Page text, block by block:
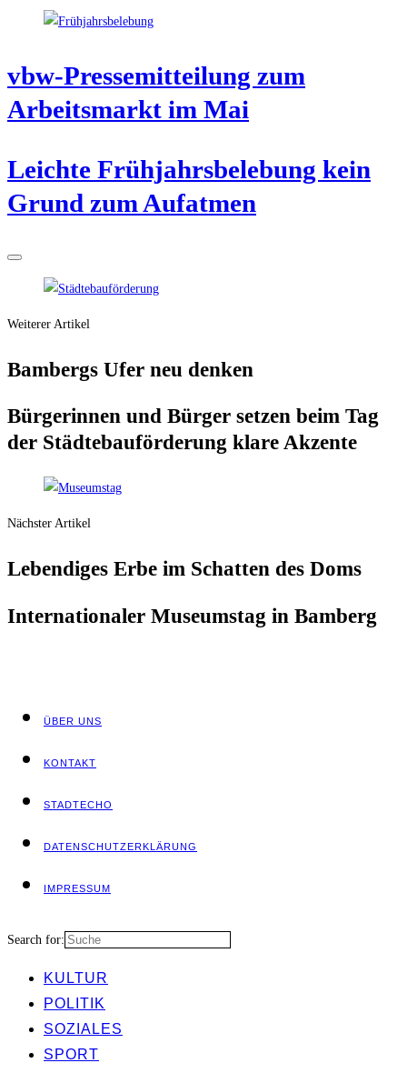
vbw-Pres­se­mit­tei­lung zum
Arbeits­markt im Mai
Leich­te Früh­jahrs­be­le­bung kein
Grund zum Aufatmen
Weiterer Artikel
Bam­bergs Ufer neu denken
Bür­ge­rin­nen und Bür­ger set­zen beim Tag
der Städ­te­bau­för­de­rung kla­re Akzente
Nächster Artikel
Leben­di­ges Erbe im Schat­ten des Doms
Inter­na­tio­na­ler Muse­ums­tag in Bamberg
ÜBER UNS
KON­TAKT
STADT­ECHO
DATEN­SCHUTZ­ER­KLÄ­RUNG
IMPRES­SUM
Search for:
KUL­TUR
POLI­TIK
SOZIA­LES
SPORT